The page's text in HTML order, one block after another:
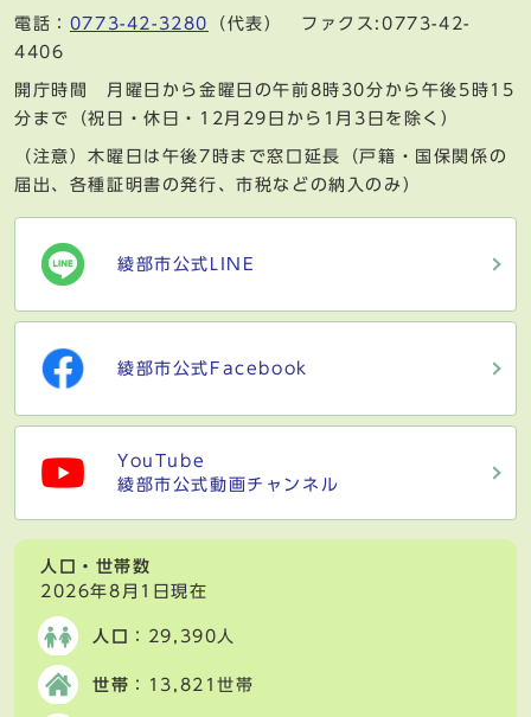
電話： 0773-42-3280
（代表） ファクス:0773-42-
4406
開庁時間 月曜日から金曜日の午前8時30分から午後5時15
分まで（祝日・休日・12月29日から1月3日を除く）
（注意）木曜日は午後7時まで窓口延長（戸籍・国保関係の
届出、各種証明書の発行、市税などの納入のみ）
綾部市公式LINE
綾部市公式Facebook
YouTube
綾部市公式動画チャンネル
人口・世帯数
2026年8月1日現在
人口 ：29,390人
世帯 ：13,821世帯